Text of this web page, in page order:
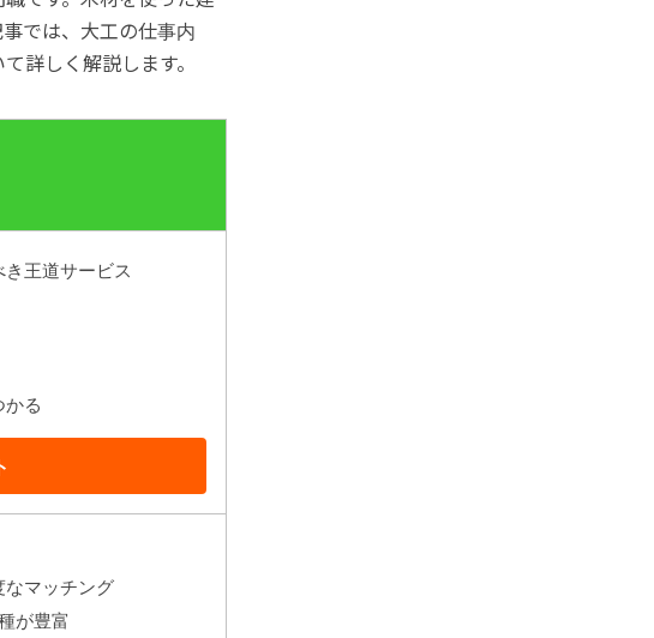
では、大工の仕事内
詳しく解説します。
王道サービス
る
マッチング
が豊富